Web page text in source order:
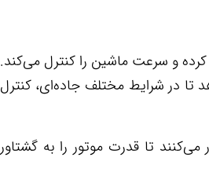
و سرعت ماشین را کنترل می‌کند.
تا در شرایط مختلف جاده‌ای، کنترل
تا قدرت موتور را به گشتاور